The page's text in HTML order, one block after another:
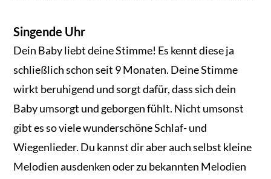
Singende Uhr
Dein Baby liebt deine Stimme! Es kennt diese ja
schließlich schon seit 9 Monaten. Deine Stimme
wirkt beruhigend und sorgt dafür, dass sich dein
Baby umsorgt und geborgen fühlt. Nicht umsonst
gibt es so viele wunderschöne Schlaf- und
Wiegenlieder. Du kannst dir aber auch selbst kleine
Melodien ausdenken oder zu bekannten Melodien